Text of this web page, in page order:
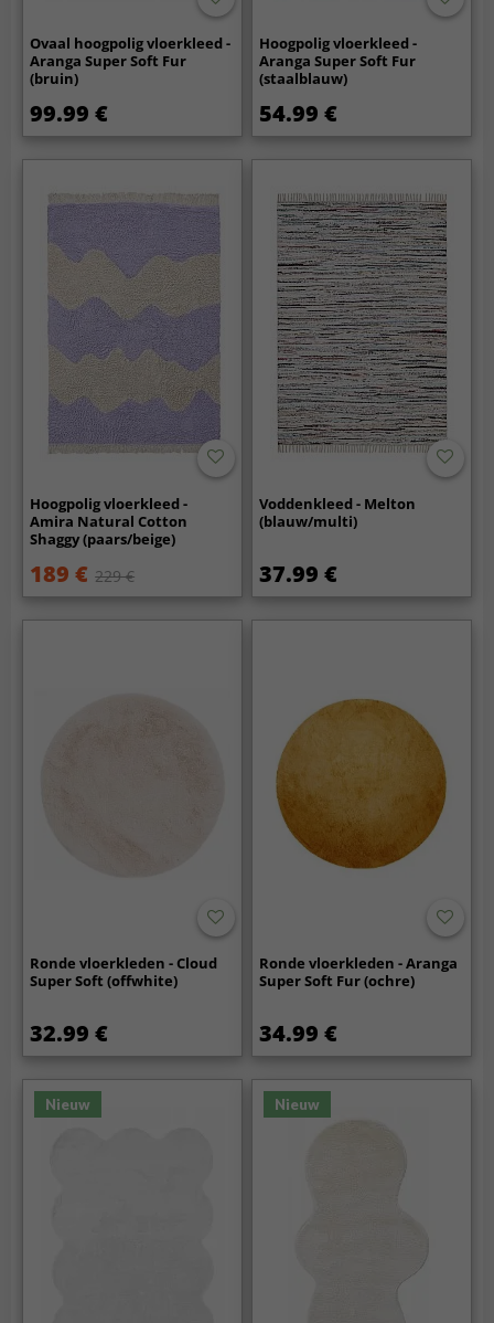
Ovaal hoogpolig vloerkleed -
Aranga Super Soft Fur
(bruin)
99.99 €
Hoogpolig vloerkleed -
Aranga Super Soft Fur
(staalblauw)
54.99 €
Hoogpolig vloerkleed -
Amira Natural Cotton
Shaggy (paars/beige)
189 € 229 €
Voddenkleed - Melton
(blauw/multi)
37.99 €
Ronde vloerkleden - Cloud
Super Soft (offwhite)
32.99 €
Ronde vloerkleden - Aranga
Super Soft Fur (ochre)
34.99 €
Nieuw Nieuw